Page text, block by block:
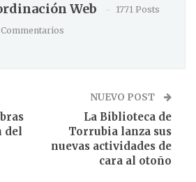
Web
1771 Posts
Commentarios
del
NUEVO POST
La Biblioteca de
Torrubia lanza sus
nuevas actividades de
cara al otoño